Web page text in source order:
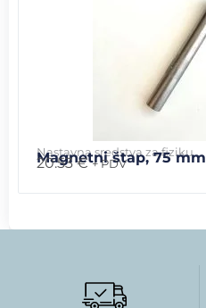
Nastavna sredstva za fiziku
Magnetni štap, 75 mm
20.53€ + PDV